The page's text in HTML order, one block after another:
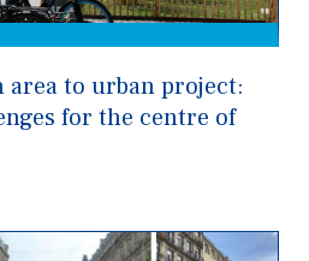
area to urban project:
for the centre of